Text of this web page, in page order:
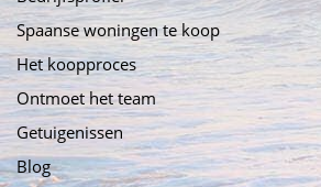
Spaanse woningen te koop
Het koopproces
Ontmoet het team
Getuigenissen
Blog